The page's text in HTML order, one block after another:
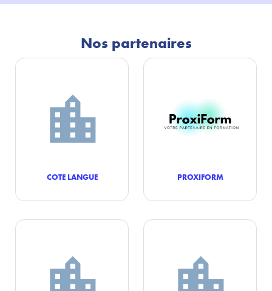
Nos partenaires
COTE LANGUE PROXIFORM